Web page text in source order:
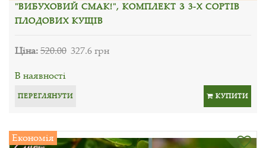
"ВИБУХОВИЙ СМАК!", КОМПЛЕКТ З 3-Х СОРТІВ
ПЛОДОВИХ КУЩІВ
Ціна:520.00 327.6 грн
В наявності
ПЕРЕГЛЯНУТИ КУПИТИ
Економія